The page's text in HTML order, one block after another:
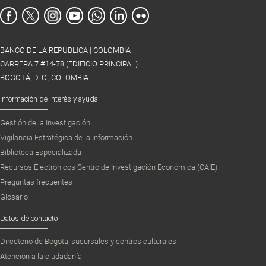
BANCO DE LA REPÚBLICA | COLOMBIA
CARRERA 7 #14-78 (EDIFICIO PRINCIPAL)
BOGOTÁ, D. C., COLOMBIA
Información de interés y ayuda
Gestión de la Investigación
Vigilancia Estratégica de la Información
Biblioteca Especializada
Recursos Electrónicos Centro de Investigación Económica (CAIE)
Preguntas frecuentes
Glosario
Datos de contacto
Directorio de Bogotá, sucursales y centros culturales
Atención a la ciudadanía